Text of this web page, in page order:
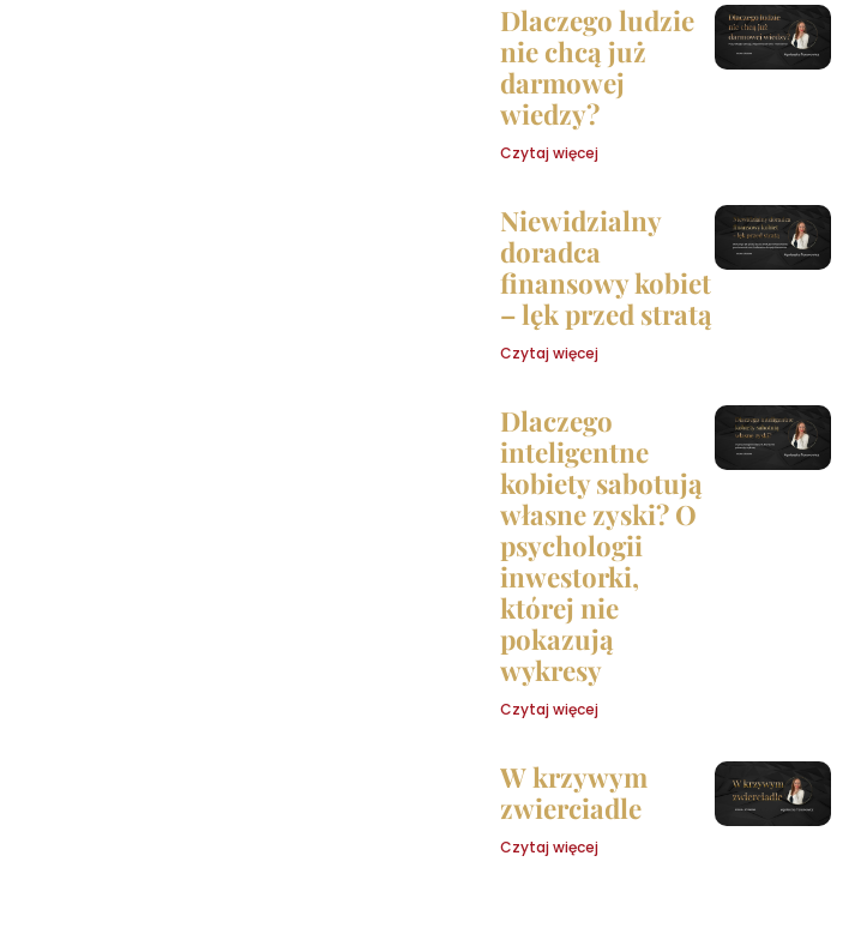
Dlaczego ludzie
nie chcą już
darmowej
wiedzy?
Czytaj więcej
Niewidzialny
doradca
finansowy kobiet
– lęk przed stratą
Czytaj więcej
Dlaczego
inteligentne
kobiety sabotują
własne zyski? O
psychologii
inwestorki,
której nie
pokazują
wykresy
Czytaj więcej
W krzywym
zwierciadle
Czytaj więcej